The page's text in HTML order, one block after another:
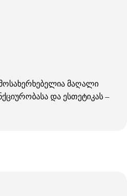
მაღალი
და ესთეტიკას –